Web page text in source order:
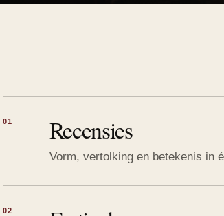
01 Recensies
Vorm, vertolking en betekenis in
02